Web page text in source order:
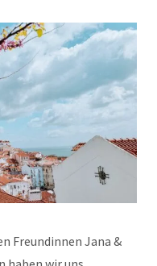
Freundinnen Jana &